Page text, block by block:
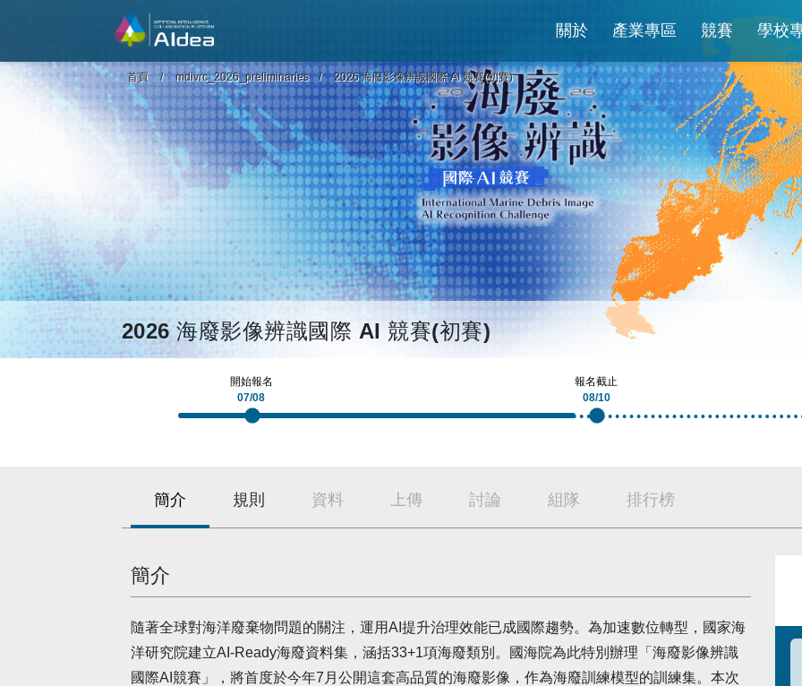
關於 產業專區 競賽 學校
首頁 mdivrc_2026_preliminaries 2026 海廢影像辨識國際 AI 競賽(初賽)
2026 海廢影像辨識國際 AI 競賽(初賽)
開始報名
07/08
報名截止
08/10
簡介 規則 資料 上傳 討論 組隊 排行榜
簡介
隨著全球對海洋廢棄物問題的關注，運用AI提升治理效能已成國際趨勢。為加速數位轉型，國家海
洋研究院建立AI-Ready海廢資料集，涵括33+1項海廢類別。國海院為此特別辦理「海廢影像辨識
國際AI競賽」，將首度於今年7月公開這套高品質的海廢影像，作為海廢訓練模型的訓練集。本次